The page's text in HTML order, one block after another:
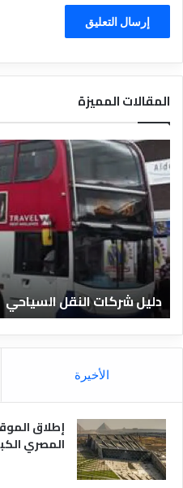
المقالات المميزة
د
ل
ي
ل
ل
ف
ا
د
ق
ا
ل
ر
ي
ة
دليل الفنادق المصرية
الأخيرة
إطلاق
المصري